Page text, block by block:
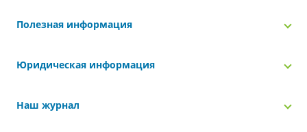
Полезная информация
Юридическая информация
Наш журнал